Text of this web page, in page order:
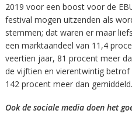
2019 voor een boost voor de
festival mogen uitzenden als
stemmen; dat waren er maar
een marktaandeel van 11,4
veertien jaar, 81 procent meer
de vijftien en vierentwintig
142 procent meer dan gemiddeld.
Ook de sociale media doen het